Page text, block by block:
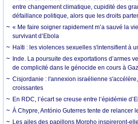
entre changement climatique, cupidité des
défaillance politique, alors que les droits
« Me faire soigner rapidement m’a sauvé la
survivant d’Ebola
Haïti : les violences sexuelles s'intensifient à
Inde. La poursuite des exportations d’armes
de complicité dans le génocide en cours à
Cisjordanie : l'annexion israélienne
croissantes
En RDC, l’écart se creuse entre l’épidémie
À Chypre, António Guterres tente de relancer
Les ailes des papillons Morpho inspireront-